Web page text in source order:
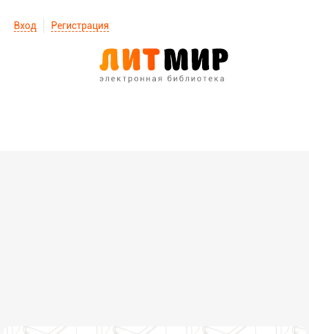
Вход Регистрация